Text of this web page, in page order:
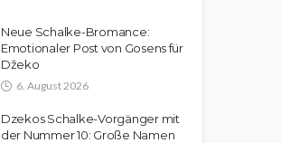
Neue Schalke-Bromance:
Emotionaler Post von Gosens für
Džeko
6. August 2026
Dzekos Schalke-Vorgänger mit
der Nummer 10: Große Namen